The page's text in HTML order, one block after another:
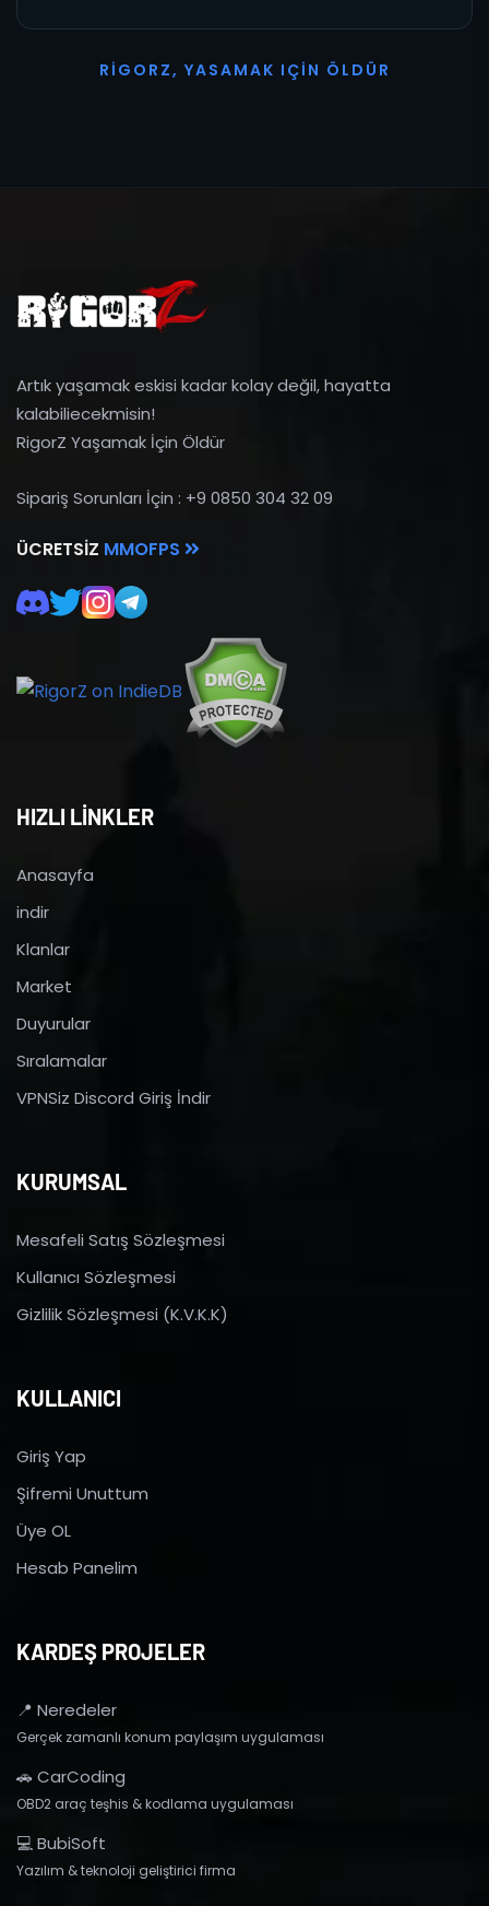
R I G O R Z, YASAMAK I ÇI N Ö L D Ü R
Artık yaşamak eskisi kadar kolay değil, hayatta
kalabiliecekmisin!
RigorZ Yaşamak İçin Öldür
Sipariş Sorunları İçin : +9 0850 304 32 09
ÜCRETSIZ MMOFPS
HIZLI LİNKLER
Anasayfa
indir
Klanlar
Market
Duyurular
Sıralamalar
VPNSiz Discord Giriş İndir
KURUMSAL
Mesafeli Satış Sözleşmesi
Kullanıcı Sözleşmesi
Gizlilik Sözleşmesi (K.V.K.K)
KULLANICI
Giriş Yap
Şifremi Unuttum
Üye OL
Hesab Panelim
KARDEŞ PROJELER
📍 Neredeler
Gerçek zamanlı konum paylaşım uygulaması
🚗 CarCoding
OBD2 araç teşhis & kodlama uygulaması
💻 BubiSoft
Yazılım & teknoloji geliştirici firma